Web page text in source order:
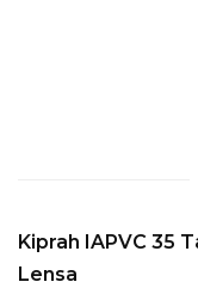
Kiprah IAPVC 35
Lensa